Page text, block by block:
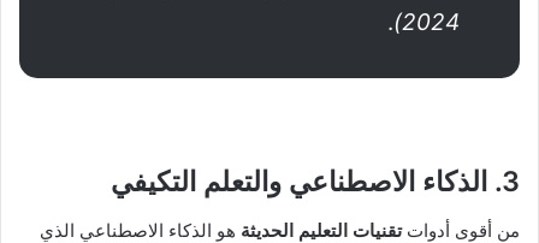
2024)
.
3. الذكاء الاصطناعي والتعلم التكيفي
من أقوى أدواتتقنيات التعليم الحديثة هو الذكاء الاصطناعي الذي